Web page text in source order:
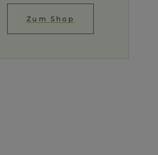
Zum Shop